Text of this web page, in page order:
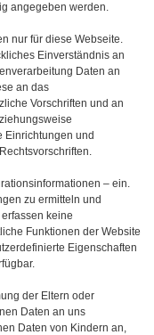
angegeben werden.
nur für diese Webseite.
Einverständnis an
Daten an
an das
Vorschriften und an
Einrichtungen und
– ein.
zu ermitteln und
keine
Funktionen der Website
Eigenschaften
der Eltern oder
Daten an uns
Daten von Kindern an,